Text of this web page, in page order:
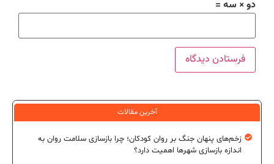
دو × سه =
آخرین مقالات
زخم‌های پنهان جنگ بر روان کودکان؛ چرا بازسازی سلامت روان به
اندازه بازسازی شهرها اهمیت دارد؟